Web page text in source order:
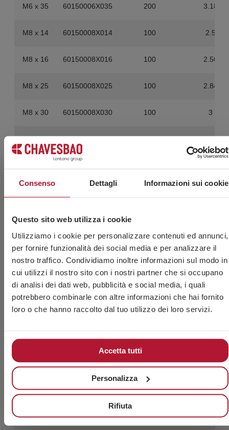
Consenso Dettagli Informazioni sui cookie
Questo sito web utilizza i cookie
Utilizziamo i cookie per personalizzare contenuti ed annunci,
per fornire funzionalità dei social media e per analizzare il
nostro traffico. Condividiamo inoltre informazioni sul modo in
cui utilizzi il nostro sito con i nostri partner che si occupano
di analisi dei dati web, pubblicità e social media, i quali
potrebbero combinarle con altre informazioni che hai fornito
loro o che hanno raccolto dal tuo utilizzo dei loro servizi.
Accetta tutti
Personalizza
Rifiuta
M6 x 35 60150006X035 200 3.18
M8 x 14 60150008X014 100 2.5
M8 x 16 60150008X016 100 2.56
M8 x 25 60150008X025 100 2.84
M8 x 30 60150008X030 100 3
M8 x 40 60150008X040 100 3.32
M10 x
M10 x
60150010X030 100 5.6
M10 x
40
60150010X040 100 6.1
M12 x
25
60150012X030 50 4.6
PRODOTTI CORRELATI